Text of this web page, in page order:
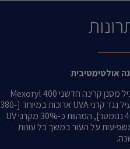
אולטימטיבית
מכיל מסנן קרינה חדשני Mexoryl 400
היעיל נגד קרני UVA ארוכות במיוחד [380-
400 ננומטר], המהוות כ-30% מקרני UV
על העור במשך כל עונות